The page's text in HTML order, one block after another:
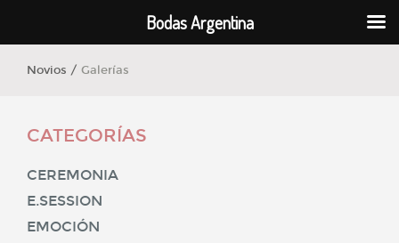
Novios / Galerías
CATEGORÍAS
CEREMONIA
E.SESSION
EMOCIÓN
Bodas Argentina